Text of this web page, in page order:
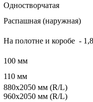
Одностворчатая
Распашная (наружная)
На полотне и коробе -
100 мм
110 мм
880х2050 мм (R/L)
960х2050 мм (R/L)